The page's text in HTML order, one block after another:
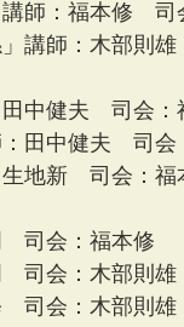
師：福本修　
講師：木部則
中健夫　司会：
田中健夫　司会
地新　司会：福
司会：福本修
司会：木部則雄
司会：木部則雄